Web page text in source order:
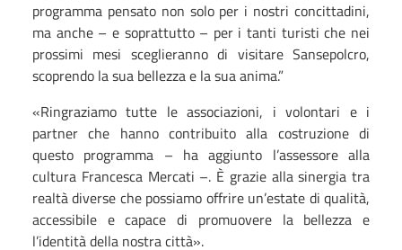
programma pensato non solo per i nostri concittadini,
ma anche – e soprattutto – per i tanti turisti che nei
prossimi mesi sceglieranno di visitare Sansepolcro,
scoprendo la sua bellezza e la sua anima.”
«Ringraziamo tutte le associazioni, i volontari e i
partner che hanno contribuito alla costruzione di
questo programma – ha aggiunto l’assessore alla
cultura Francesca Mercati –. È grazie alla sinergia tra
realtà diverse che possiamo offrire un’estate di qualità,
accessibile e capace di promuovere la bellezza e
l’identità della nostra città».